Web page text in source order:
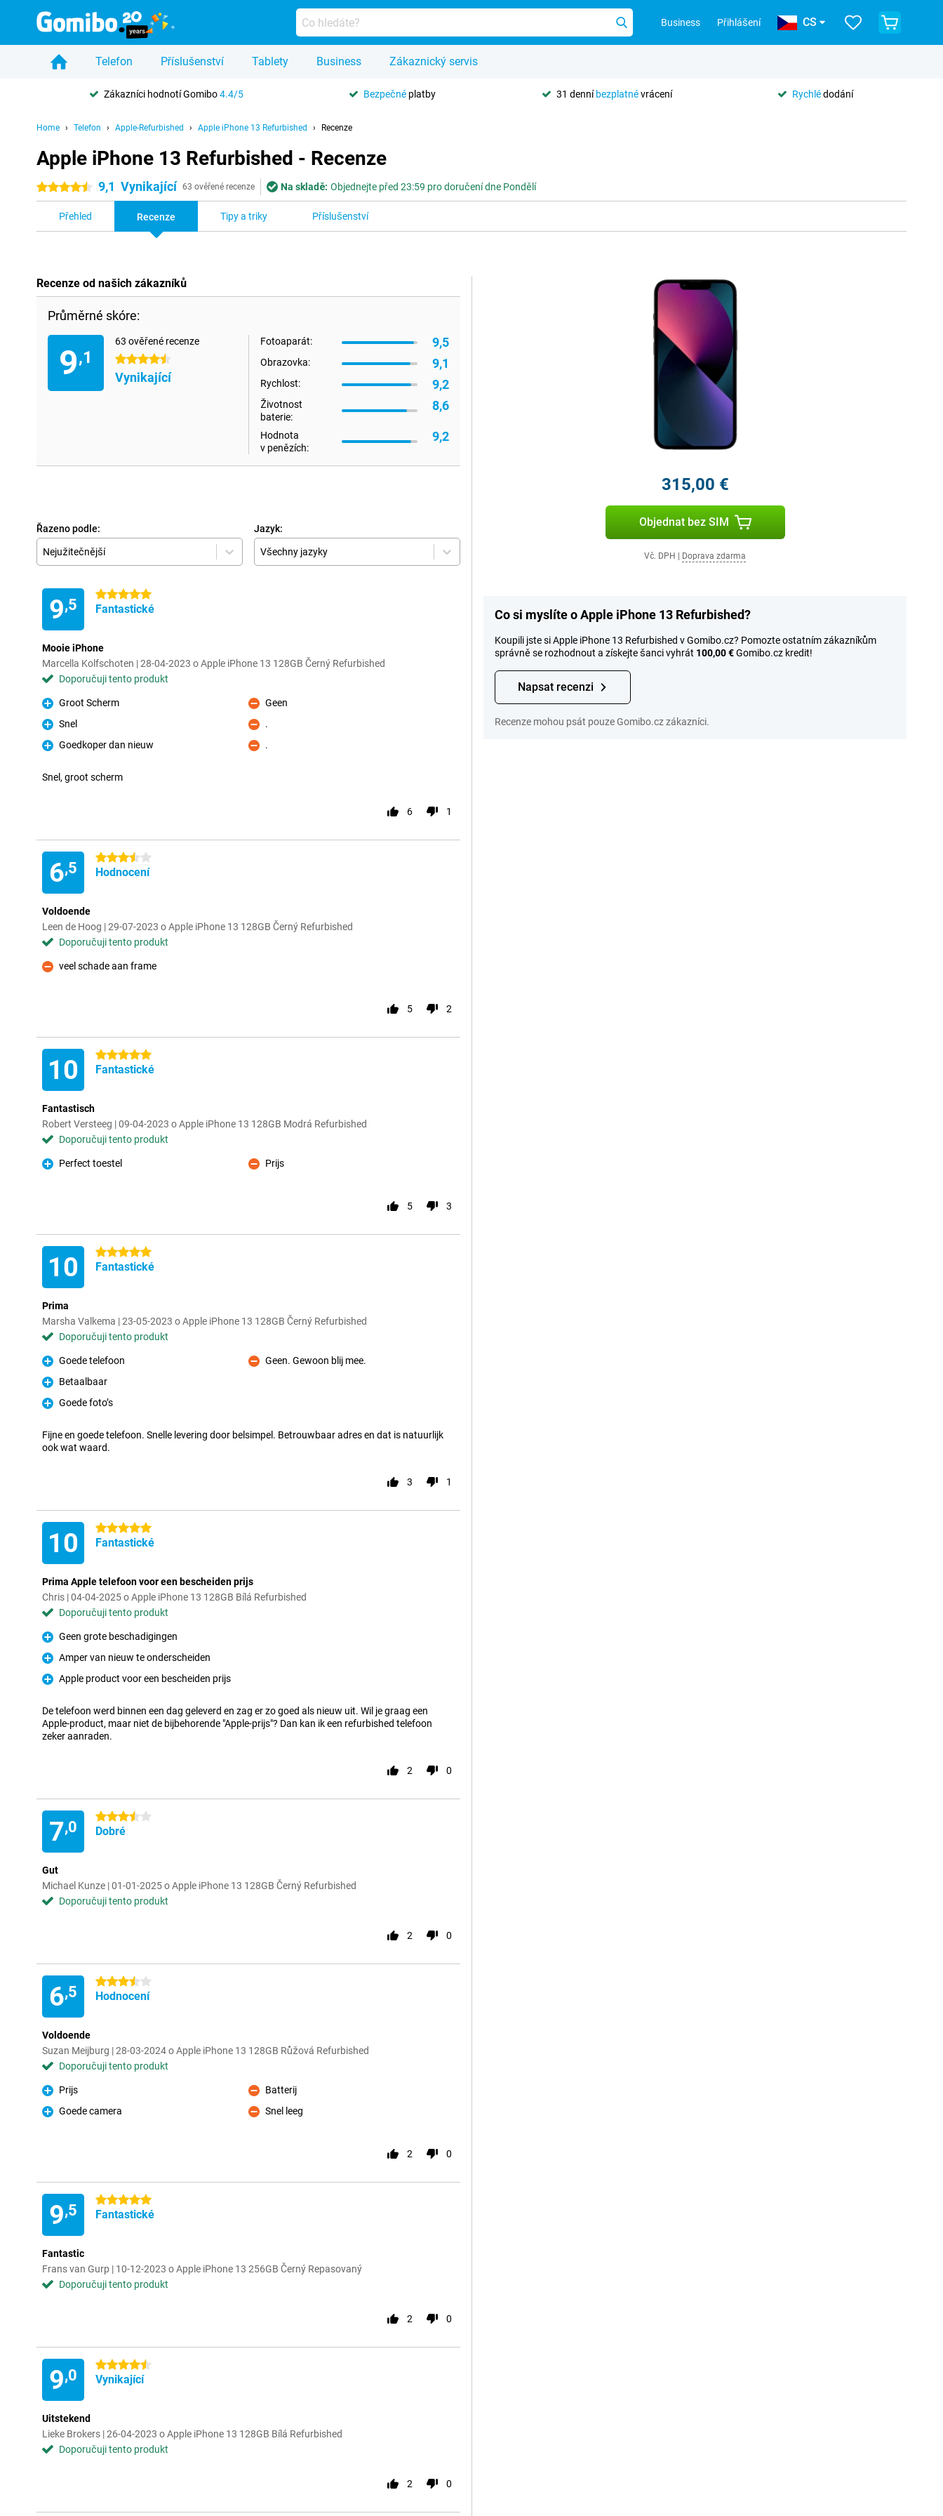
Business Přihlášení CS
Telefon Příslušenství Tablety Business Zákaznický servis
Zákazníci hodnotí Gomibo4.4/5 Bezpečné platby 31 denníbezplatnévrácení Rychlédodání
Home Telefon Apple-Refurbished Apple iPhone 13 Refurbished Recenze
Apple iPhone 13 Refurbished - Recenze
4.5 hvězdičky 9,1 Vynikající 63 ověřené recenze Na skladě: Objednejte před 23:59 pro doručení dne Pondělí
Přehled Recenze Tipy a triky Příslušenství
Recenze od našich zákazníků
Průměrné skóre:
9,1
63 ověřené recenze
4.5 hvězdičky
Vynikající
Fotoaparát: 9,5
Obrazovka: 9,1
Rychlost: 9,2
Životnost
baterie:
8,6
Hodnota
v penězích:
9,2
Řazeno podle:
Nejužitečnější
Jazyk:
Všechny jazyky
9,5
5 hvězdičky
Fantastické
Mooie iPhone
Marcella Kolfschoten | 28-04-2023 o Apple iPhone 13 128GB Černý Refurbished
Doporučuji tento produkt
Pro
Groot Scherm
Pro
Snel
Pro
Goedkoper dan nieuw
Proti
Geen
Proti
.
Proti
.
Snel, groot scherm
6 1
6,5
3.5 hvězdičky
Hodnocení
Voldoende
Leen de Hoog | 29-07-2023 o Apple iPhone 13 128GB Černý Refurbished
Doporučuji tento produkt
Proti
veel schade aan frame
5 2
10 5 hvězdičky
Fantastické
Fantastisch
Robert Versteeg | 09-04-2023 o Apple iPhone 13 128GB Modrá Refurbished
Doporučuji tento produkt
Pro
Perfect toestel
Proti
Prijs
5 3
10 5 hvězdičky
Fantastické
Prima
Marsha Valkema | 23-05-2023 o Apple iPhone 13 128GB Černý Refurbished
Doporučuji tento produkt
Pro
Goede telefoon
Pro
Betaalbaar
Pro
Goede foto’s
Proti
Geen. Gewoon blij mee.
Fijne en goede telefoon. Snelle levering door belsimpel. Betrouwbaar adres en dat is natuurlijk
ook wat waard.
3 1
10 5 hvězdičky
Fantastické
Prima Apple telefoon voor een bescheiden prijs
Chris | 04-04-2025 o Apple iPhone 13 128GB Bílá Refurbished
Doporučuji tento produkt
Pro
Geen grote beschadigingen
Pro
Amper van nieuw te onderscheiden
Pro
Apple product voor een bescheiden prijs
De telefoon werd binnen een dag geleverd en zag er zo goed als nieuw uit. Wil je graag een
Apple-product, maar niet de bijbehorende "Apple-prijs"? Dan kan ik een refurbished telefoon
zeker aanraden.
2 0
7,0
3.5 hvězdičky
Dobré
Gut
Michael Kunze | 01-01-2025 o Apple iPhone 13 128GB Černý Refurbished
Doporučuji tento produkt
2 0
6,5
3.5 hvězdičky
Hodnocení
Voldoende
Suzan Meijburg | 28-03-2024 o Apple iPhone 13 128GB Růžová Refurbished
Doporučuji tento produkt
Pro
Prijs
Pro
Goede camera
Proti
Batterij
Proti
Snel leeg
2 0
9,5
5 hvězdičky
Fantastické
Fantastic
Frans van Gurp | 10-12-2023 o Apple iPhone 13 256GB Černý Repasovaný
Doporučuji tento produkt
2 0
9,0
4.5 hvězdičky
Vynikající
Uitstekend
Lieke Brokers | 26-04-2023 o Apple iPhone 13 128GB Bílá Refurbished
Doporučuji tento produkt
2 0
315,00 €
Objednat bez SIM
Vč. DPH Doprava zdarma
Co si myslíte o Apple iPhone 13 Refurbished?
Koupili jste si Apple iPhone 13 Refurbished v Gomibo.cz? Pomozte ostatním zákazníkům
správně se rozhodnout a získejte šanci vyhrát 100,00 €Gomibo.cz kredit!
Napsat recenzi
Recenze mohou psát pouze Gomibo.cz zákazníci.